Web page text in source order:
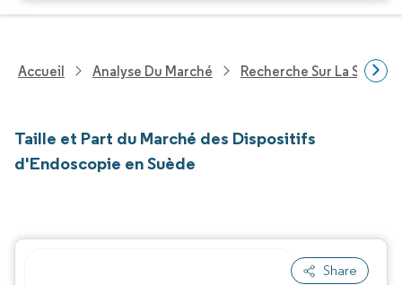
Accueil Analyse Du Marché Recherche Sur La Santé
Taille et Part du Marché des Dispositifs
d'Endoscopie en Suède
Share